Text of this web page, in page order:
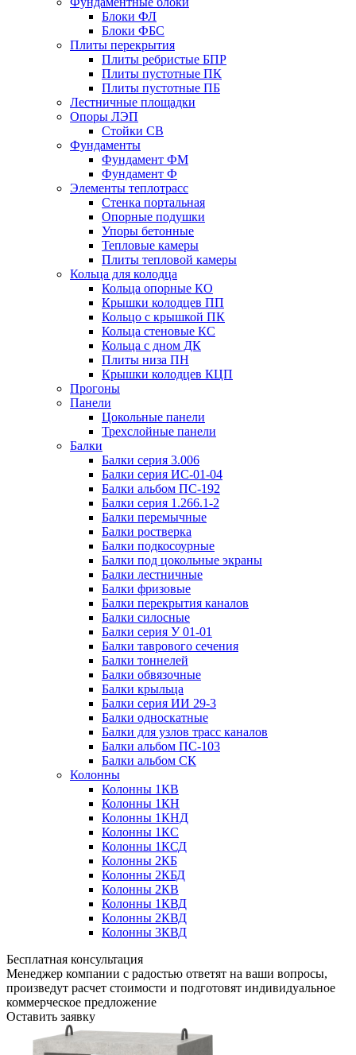
Блоки ФЛ
Блоки ФБС
Плиты перекрытия
Плиты ребристые БПР
Плиты пустотные ПК
Плиты пустотные ПБ
Лестничные площадки
Опоры ЛЭП
Стойки СВ
Фундаменты
Фyндамент ФМ
Фyндамент Ф
Элементы теплотрасс
Стенка портальная
Опорные подушки
Упоры бетонные
Тепловые камеры
Плиты тепловой камеры
Кольца для колодца
Кольца опорные КО
Крышки колодцев ПП
Кольцо с крышкой ПК
Кольца стеновые КС
Кольца с дном ДК
Плиты низа ПН
Крышки колодцев КЦП
Прогоны
Панели
Цокольные панели
Трехслойные панели
Балки
Балки серия 3.006
Балки серия ИС-01-04
Балки альбом ПС-192
Балки серия 1.266.1-2
Балки перемычные
Балки ростверка
Балки подкосоурные
Балки под цокольные экраны
Балки лестничные
Балки фризовые
Балки перекрытия каналов
Балки силосные
Балки серия У 01-01
Балки таврового сечения
Балки тоннелей
Балки обвязочные
Балки крыльца
Балки серия ИИ 29-3
Балки односкатные
Балки для узлов трасс каналов
Балки альбом ПС-103
Балки альбом СК
Колонны
Колонны 1КВ
Колонны 1КН
Колонны 1КНД
Колонны 1КС
Колонны 1КСД
Колонны 2КБ
Колонны 2КБД
Колонны 2КВ
Колонны 1КВД
Колонны 2КВД
Колонны 3КВД
Бесплатная консультация
Менеджер компании с радостью ответят на ваши вопросы,
произведут расчет стоимости и подготовят индивидуальное
коммерческое предложение
Оставить заявку